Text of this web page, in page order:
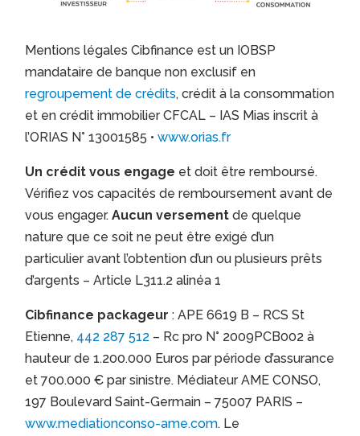
Mentions légales Cibfinance est un IOBSP
mandataire de banque non exclusif en
regroupement de crédits, crédit à la consommation
et en crédit immobilier CFCAL – IAS Mias inscrit à
l’ORIAS N° 13001585 •www.orias.fr
Un crédit vous engage et doit être remboursé.
Vérifiez vos capacités de remboursement avant de
vous engager.Aucun versement de quelque
nature que ce soit ne peut être exigé d’un
particulier avant l’obtention d’un ou plusieurs prêts
d’argents – Article L311.2 alinéa 1
Cibfinance packageur : APE 6619 B – RCS St
Etienne, 442 287 512 – Rc pro N° 2009PCB002 à
hauteur de 1.200.000 Euros par période d’assurance
et 700.000 € par sinistre. Médiateur AME CONSO,
197 Boulevard Saint-Germain – 75007 PARIS –
www.mediationconso-ame.com. Le